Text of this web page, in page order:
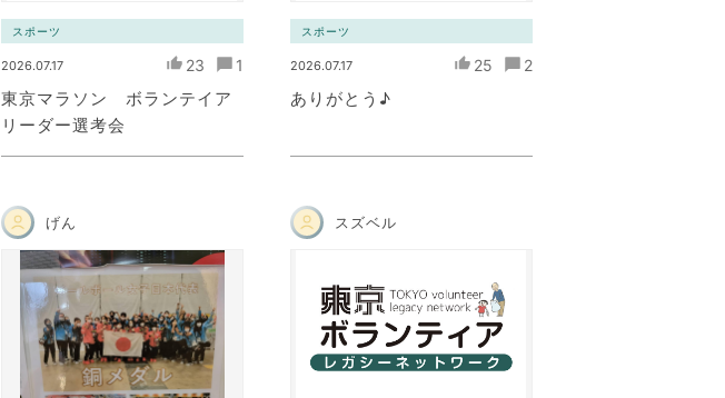
スポーツ
2026.07.17 23 1
東京マラソン ボランテイア
リーダー選考会
スポーツ
2026.07.17 25 2
ありがとう♪
げん スズベル